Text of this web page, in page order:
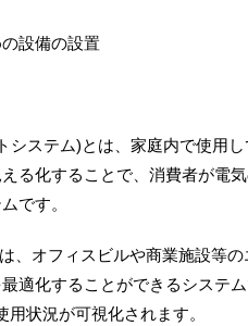
設備の設置
ステム)とは、家庭内で使用
る化することで、消費者が電
です。
、オフィスビルや商業施設等
適化することができるシステ
状況が可視化されます。